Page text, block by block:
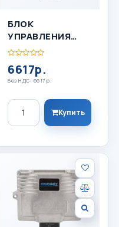
БЛОК
УПРАВЛЕНИЯ
ГБО LOVATO
6617р.
Без НДС: 6617р.
Количество
Купить